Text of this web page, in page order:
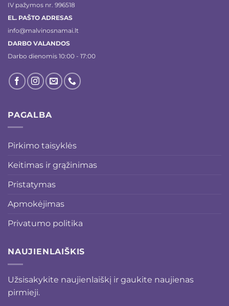
IV pažymos nr. 996518
EL. PAŠTO ADRESAS
info@malvinosnamai.lt
DARBO VALANDOS
Darbo dienomis 10:00 - 17:00
PAGALBA
Pirkimo taisyklės
Keitimas ir grąžinimas
Pristatymas
Apmokėjimas
Privatumo politika
NAUJIENLAIŠKIS
Užsisakykite naujienlaiškį ir gaukite naujienas
pirmieji.